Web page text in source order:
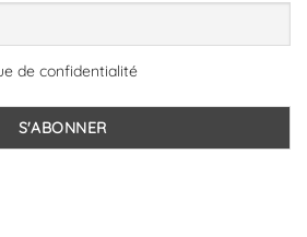
de confidentialité